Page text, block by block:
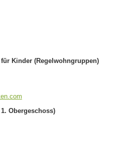
Kinder (Regelwohngruppen)
Obergeschoss)